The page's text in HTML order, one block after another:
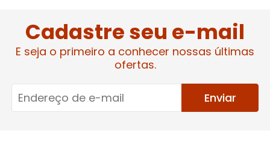
Cadastre seu e-mail
E seja o primeiro a conhecer nossas últimas
ofertas.
Enviar